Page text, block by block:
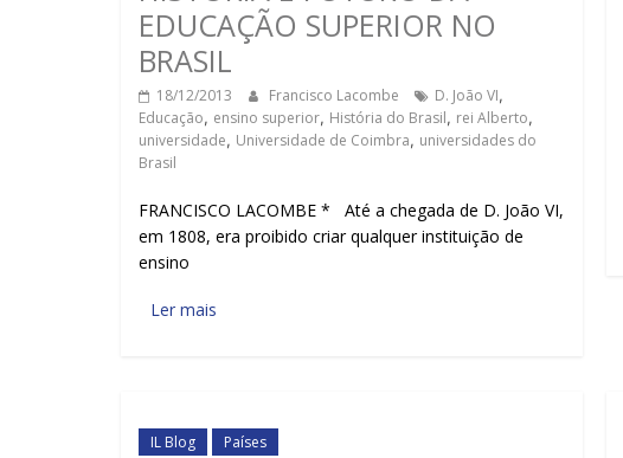
EDUCAÇÃO SUPERIOR NO
BRASIL
18/12/2013 Francisco Lacombe D. João VI,
Educação, ensino superior, História do Brasil, rei Alberto,
universidade, Universidade de Coimbra, universidades do
Brasil
FRANCISCO LACOMBE * Até a chegada de D. João VI,
em 1808, era proibido criar qualquer instituição de
ensino
Ler mais
IL Blog Países